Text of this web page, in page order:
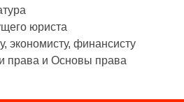
юриста
экономисту, финансисту
права и Основы права